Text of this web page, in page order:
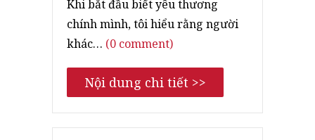
Khi bắt đầu biết yêu thương
chính mình, tôi hiểu rằng người
khác… (0 comment)
Nội dung chi tiết >>